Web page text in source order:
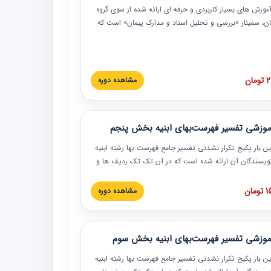
های بسیار کاربردی و حرفه‏ ای ارائه شده از سوی گروه
سمینار «بررسی و تحلیل اسناد و مدارک پیمان» است که
این خصوص ارائه شده است.
مشاهده دوره
تفسیر فهرست‌بهای ابنیه بخش پنجم
بار پکیج تکرار نشدنی تفسیر جامع فهرست بها رشته ابنیه
نویسندگان آن ارائه شده است که در آن تک تک ردیف ها و
و به همراه تصاویر عملیات اجرایی مرتبط با ردیف های
بها ارائه شده است. این دوره با کلام مهندس
مدیر پروژه مهندسی مشاور در امر بازنگری فهرست
حال فعالیت هستند حتما توصیه می کنیم از مطالب این
نمایند.
مشاهده دوره
تفسیر فهرست‌بهای ابنیه بخش سوم
بار پکیج تکرار نشدنی تفسیر جامع فهرست بها رشته ابنیه